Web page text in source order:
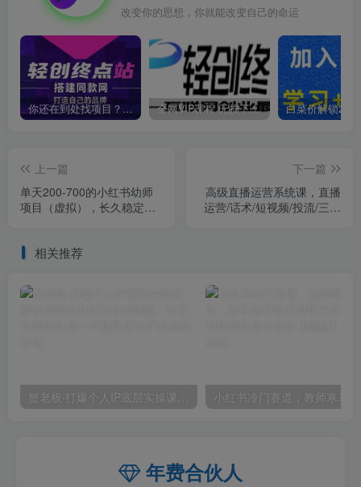
改变你的思想，你就能改变自己的命运
你还在到处找项目？还在当韭菜？我靠卖项目一个月收入5万+，曾经我也是个失败者。 全网VIP课程 无损下载~
上一篇
单天200-700的小红书幼师
项目（虚拟），长久稳定正
下一篇
高级直播运营系统课，直播
运营/话术/短视频/投流/三频
相关推荐
蟹老板·打爆个人IP底层实操课，教你成熟专业的打造IP技能，全方位带你做成一个能商业化IP
年费合伙人